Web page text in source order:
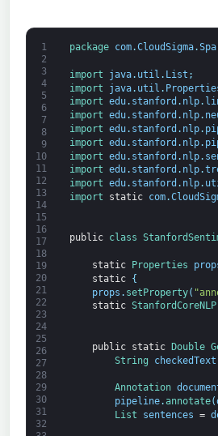
1
2
3
4
5
6
7
8
9
10
11
12
13
14
15
16
17
18
19
20
21
22
23
24
25
26
27
28
29
30
31
32
package com.CloudSigma.
import java. util . List ;
import
java. util .
import edu. stanford . nlp.
import edu. stanford . nlp.
import edu. stanford . nlp.
import edu. stanford . nlp.
import edu. stanford . nlp.
import edu. stanford . nlp.
import edu. stanford . nlp.
import
static com.
public class
static Properties
static
{
props . setProperty(
static StanfordCoreNLP
public static Double
String
checkedText
Annotation
pipeline.annotate(
List
sentences =